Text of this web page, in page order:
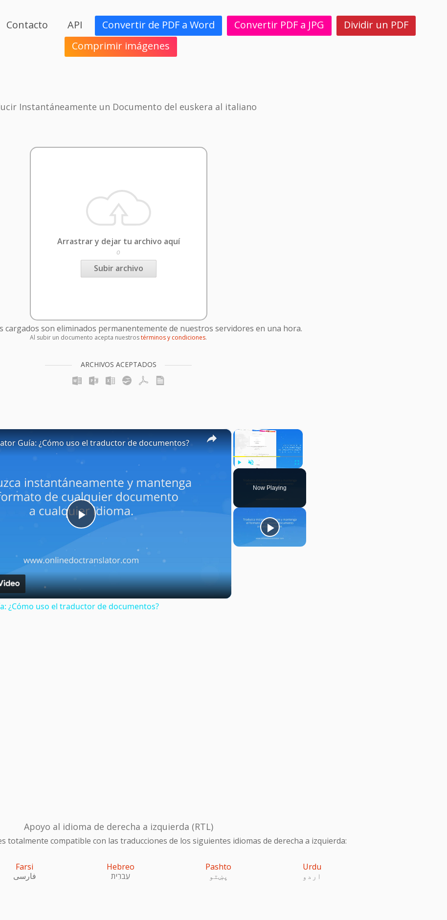
Contacto API Convertir de PDF a Word Convertir PDF a JPG
Dividir un PDF
Comprimir imágenes
Instantáneamente un Documento del euskera al italiano
Arrastrar y dejar tu archivo aquí
o
Subir archivo
cargados son eliminados permanentemente de nuestros servidores en una hora.
Al subir un documento acepta nuestrostérminos y condiciones.
ARCHIVOS ACEPTADOS
×
Fullscreen
Now Playing
×
Play
Video
Guía: ¿Cómo uso el traductor de documentos?
¿Cómo uso el traductor de documentos?
Apoyo al idioma de derecha a izquierda (RTL)
totalmente compatible con las traducciones de los siguientes idiomas de derecha a izquierda:
Farsi
فارسی
Hebreo
עִברִית
Pashto
پښتو
Urdu
اردو